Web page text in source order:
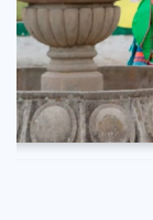
Previous